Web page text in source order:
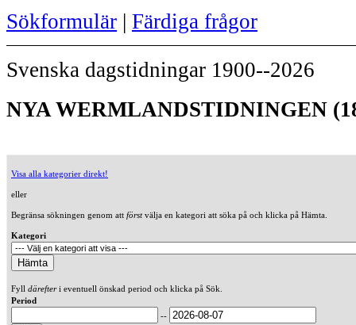
Sökformulär | Färdiga frågor
Svenska dagstidningar 1900--2026
NYA WERMLANDSTIDNINGEN
Visa alla kategorier direkt!
eller
Begränsa sökningen genom att förstvälja en kategori att söka på och klicka på Hämta.
Kategori
Fyll därefteri eventuell önskad period och klicka på Sök.
Period
--